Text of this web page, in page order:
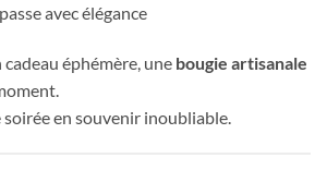
avec élégance
éphémère, une bougie artisanale
en souvenir inoubliable.